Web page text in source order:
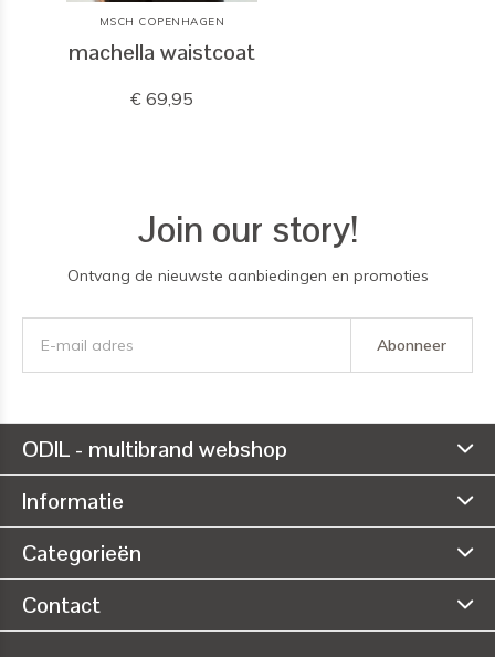
MSCH COPENHAGEN
machella waistcoat
€ 69,95
Join our story!
Ontvang de nieuwste aanbiedingen en promoties
Abonneer
ODIL - multibrand webshop
Informatie
Categorieën
Contact